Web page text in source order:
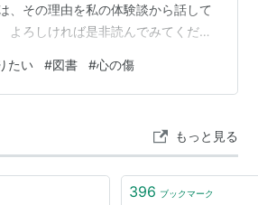
、その理由を私の体験談から話して
よろしければ是非読んでみてくださ
【私の体験談】 ある友人との出会
っと姉に否定的な言葉をかけられて
ら目線な言葉を浴びてきました。 そ
では出さないもののそういった考え
になっ…
たい #図書 #心の傷
もっと見る
396 ブックマーク